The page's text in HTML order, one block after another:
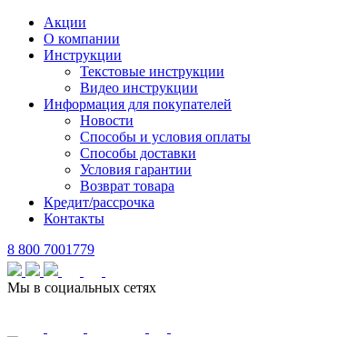
Акции
О компании
Инструкции
Текстовые инструкции
Видео инструкции
Информация для покупателей
Новости
Способы и условия оплаты
Способы доставки
Условия гарантии
Возврат товара
Кредит/рассрочка
Контакты
8 800 7001779
Мы в социальных сетях